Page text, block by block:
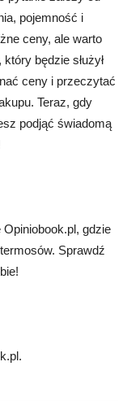
pojemność i
ceny, ale warto
będzie służył
ceny i przeczytać
Teraz, gdy
podjąć świadomą
gdzie
Sprawdź